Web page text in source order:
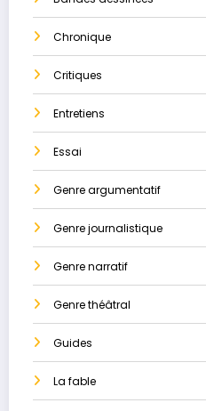
Chronique
Critiques
Entretiens
Essai
Genre argumentatif
Genre journalistique
Genre narratif
Genre théâtral
Guides
La ​fable